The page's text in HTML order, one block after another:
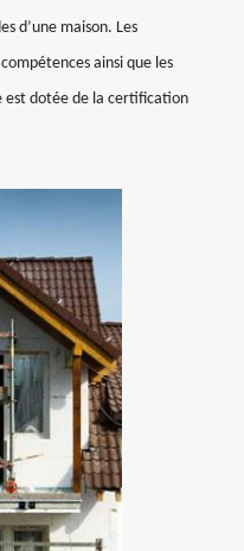
d’une maison. Les
ainsi que les
est dotée de la certification